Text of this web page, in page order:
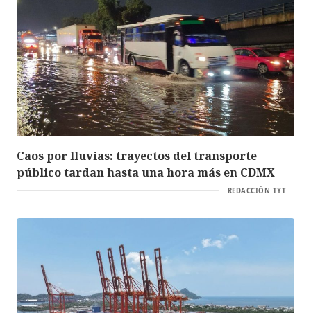
Caos por lluvias: trayectos del transporte
público tardan hasta una hora más en CDMX
REDACCIÓN TYT